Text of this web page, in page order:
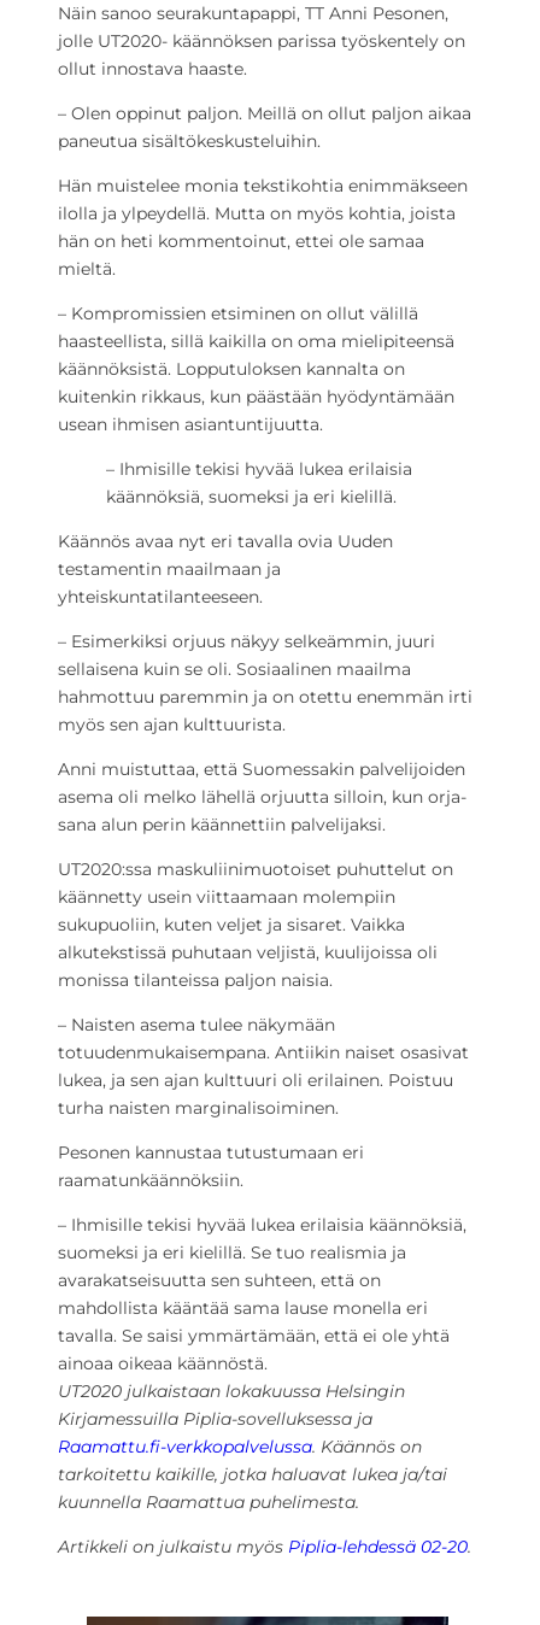
Näin sanoo seurakuntapappi, TT Anni Pesonen,
jolle UT2020- käännöksen parissa työskentely on
ollut innostava haaste.
– Olen oppinut paljon. Meillä on ollut paljon aikaa
paneutua sisältökeskusteluihin.
Hän muistelee monia tekstikohtia enimmäkseen
ilolla ja ylpeydellä. Mutta on myös kohtia, joista
hän on heti kommentoinut, ettei ole samaa
mieltä.
– Kompromissien etsiminen on ollut välillä
haasteellista, sillä kaikilla on oma mielipiteensä
käännöksistä. Lopputuloksen kannalta on
kuitenkin rikkaus, kun päästään hyödyntämään
usean ihmisen asiantuntijuutta.
– Ihmisille tekisi hyvää lukea erilaisia
käännöksiä, suomeksi ja eri kielillä.
Käännös avaa nyt eri tavalla ovia Uuden
testamentin maailmaan ja
yhteiskuntatilanteeseen.
– Esimerkiksi orjuus näkyy selkeämmin, juuri
sellaisena kuin se oli. Sosiaalinen maailma
hahmottuu paremmin ja on otettu enemmän irti
myös sen ajan kulttuurista.
Anni muistuttaa, että Suomessakin palvelijoiden
asema oli melko lähellä orjuutta silloin, kun orja-
sana alun perin käännettiin palvelijaksi.
UT2020:ssa maskuliinimuotoiset puhuttelut on
käännetty usein viittaamaan molempiin
sukupuoliin, kuten veljet ja sisaret. Vaikka
alkutekstissä puhutaan veljistä, kuulijoissa oli
monissa tilanteissa paljon naisia.
– Naisten asema tulee näkymään
totuudenmukaisempana. Antiikin naiset osasivat
lukea, ja sen ajan kulttuuri oli erilainen. Poistuu
turha naisten marginalisoiminen.
Pesonen kannustaa tutustumaan eri
raamatunkäännöksiin.
– Ihmisille tekisi hyvää lukea erilaisia käännöksiä,
suomeksi ja eri kielillä. Se tuo realismia ja
avarakatseisuutta sen suhteen, että on
mahdollista kääntää sama lause monella eri
tavalla. Se saisi ymmärtämään, että ei ole yhtä
ainoaa oikeaa käännöstä.
UT2020 julkaistaan lokakuussa Helsingin
Kirjamessuilla Piplia-sovelluksessa ja
Raamattu.fi-verkkopalvelussa. Käännös on
tarkoitettu kaikille, jotka haluavat lukea ja/tai
kuunnella Raamattua puhelimesta.
Artikkeli on julkaistu myös Piplia-lehdessä 02-20.